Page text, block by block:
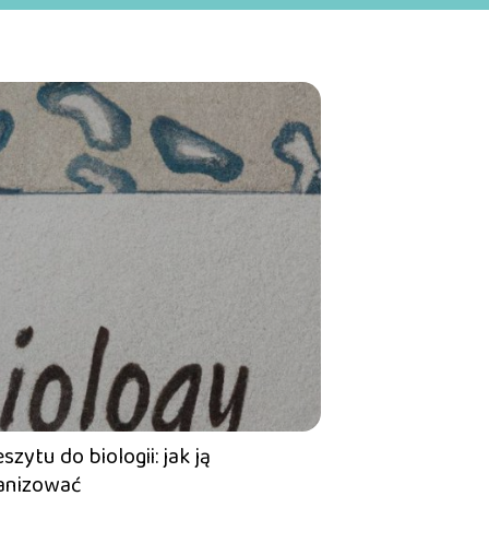
do biologii: jak ją